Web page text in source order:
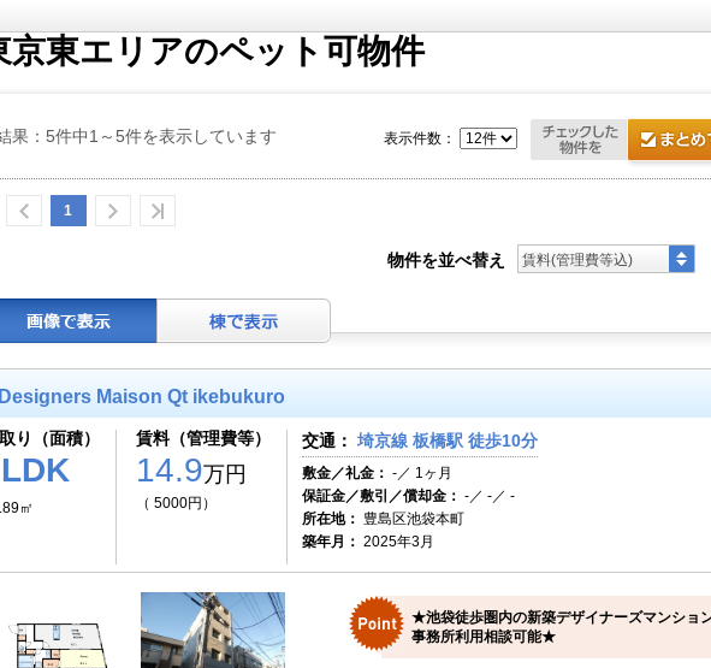
東エリアのペット可物件
果：5件中1～5件を表示しています
1
表示件数：
物件を並べ替え 賃料(管理費等込)
Maison Qt ikebukuro
り（面積）
㎡
賃料（管理費等）
14.9万円
（ 5000円）
交通： 埼京線 板橋駅 徒歩10分
敷金／礼金： -／ 1ヶ月
保証金／敷引／償却金： -／ -／ -
所在地： 豊島区池袋本町
築年月： 2025年3月
★池袋徒歩圏内の新築デザイナーズマンショ
事務所利用相談可能★